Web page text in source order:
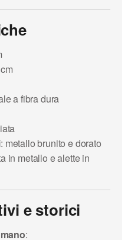
a fibra dura
: metallo brunito e dorato
in metallo e alette in
e storici
: